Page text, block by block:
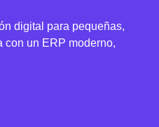
digital para pequeñas,
con un ERP moderno,